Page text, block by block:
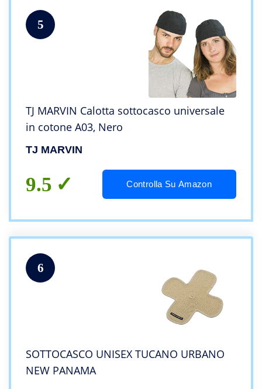
5
TJ MARVIN Calotta sottocasco universale
in cotone A03, Nero
TJ MARVIN
9.5 Controlla Su Amazon
6
SOTTOCASCO UNISEX TUCANO URBANO
NEW PANAMA